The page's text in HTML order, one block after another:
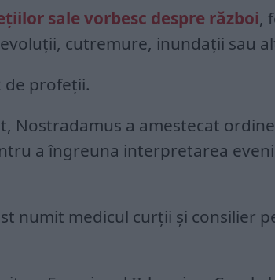
sale vorbesc despre război,
cutremure, inundaţii sau
de profeţii.
Nostradamus a amestecat
a îngreuna interpretarea
numit medicul curţii şi consilier